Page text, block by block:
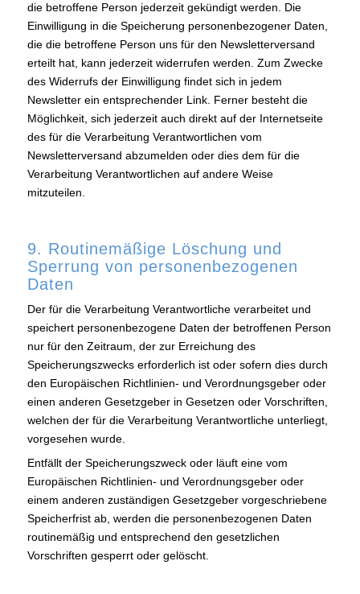
die betroffene Person jederzeit gekündigt werden. Die
Einwilligung in die Speicherung personenbezogener Daten,
die die betroffene Person uns für den Newsletterversand
erteilt hat, kann jederzeit widerrufen werden. Zum Zwecke
des Widerrufs der Einwilligung findet sich in jedem
Newsletter ein entsprechender Link. Ferner besteht die
Möglichkeit, sich jederzeit auch direkt auf der Internetseite
des für die Verarbeitung Verantwortlichen vom
Newsletterversand abzumelden oder dies dem für die
Verarbeitung Verantwortlichen auf andere Weise
mitzuteilen.
9. Routinemäßige Löschung und
Sperrung von personenbezogenen
Daten
Der für die Verarbeitung Verantwortliche verarbeitet und
speichert personenbezogene Daten der betroffenen Person
nur für den Zeitraum, der zur Erreichung des
Speicherungszwecks erforderlich ist oder sofern dies durch
den Europäischen Richtlinien- und Verordnungsgeber oder
einen anderen Gesetzgeber in Gesetzen oder Vorschriften,
welchen der für die Verarbeitung Verantwortliche unterliegt,
vorgesehen wurde.
Entfällt der Speicherungszweck oder läuft eine vom
Europäischen Richtlinien- und Verordnungsgeber oder
einem anderen zuständigen Gesetzgeber vorgeschriebene
Speicherfrist ab, werden die personenbezogenen Daten
routinemäßig und entsprechend den gesetzlichen
Vorschriften gesperrt oder gelöscht.